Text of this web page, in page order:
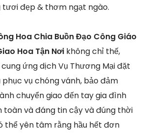
tươi đẹp & thơm ngạt ngào.
Hoa Chia Buồn Đạo Công Giáo
Hoa Tận Nơi không chỉ thế,
ứng dịch Vụ Thương Mại đặt
vụ chóng vánh, bảo đảm
chuyển giao đến tay gia đình
toàn và đáng tin cậy và đúng thời
thể yên tâm rằng hầu hết đơn